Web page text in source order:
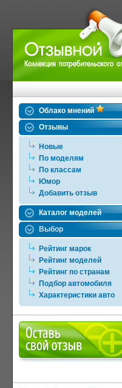
Облако мнений
Отзывы
Новые
По моделям
По классам
Юмор
Добавить отзыв
Каталог моделей
Выбор
Рейтинг марок
Рейтинг моделей
Рейтинг по странам
Подбор автомобиля
Характеристики авто